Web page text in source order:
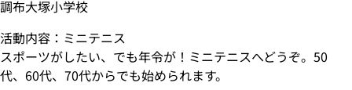
調布大塚小学校
活動内容：ミニテニス
スポーツがしたい、でも年令が！ミニテニスへどうぞ。50
代、60代、70代からでも始められます。